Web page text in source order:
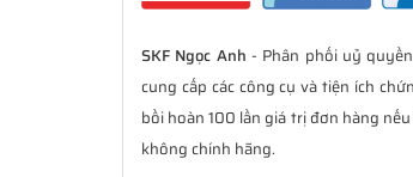
SKF Ngọc Anh - Phân phối uỷ
cung cấp các công cụ và tiện ích
bồi hoàn 100 lần giá trị đơn hàng
không chính hãng.